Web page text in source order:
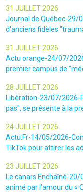
31 JUILLET 2026
Journal de Québec-29/
d'anciens fidèles
31 JUILLET 2026
Actu orange-24/07/
premier campus de
28 JUILLET 2026
Libération-23/07/2026-
pas", se présente à la
24 JUILLET 2026
Actu.Fr-14/05/2026-
TikTok pour attirer les
23 JUILLET 2026
Le canars Enchaîné-
animé par l’amour du «